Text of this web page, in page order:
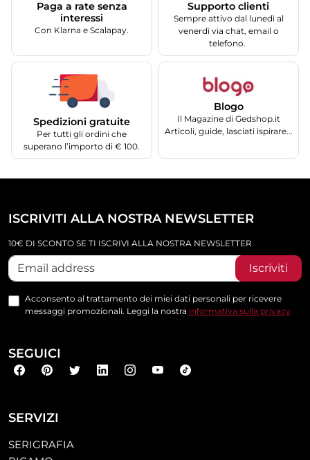
Paga a rate senza
interessi
Con Klarna e Scalapay.
Supporto clienti
Sempre attivo dal lunedì al
venerdì via chat, email o
telefono.
Spedizioni gratuite
Per tutti gli ordini che
superano l’importo di € 100.
Blogo
Il Magazine di Gedshop.it
Articoli, guide, lasciati ispirare...
SERVIZI
SERIGRAFIA
ISCRIVITI ALLA NOSTRA NEWSLETTER
10€ DI SCONTO SE TI ISCRIVI ALLA NOSTRA NEWSLETTER
Iscriviti
Acconsento al trattamento dei miei dati personali per ricevere
messaggi promozionali. Leggi la nostra informativa sulla privacy
SEGUICI